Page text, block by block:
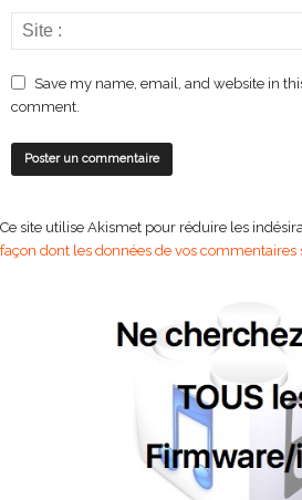
Save my name, email, and website in
comment.
Ce site utilise Akismet pour réduire les
façon dont les données de vos commentaires